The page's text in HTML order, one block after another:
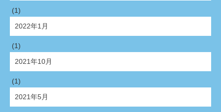
(1)
2022年1月
(1)
2021年10月
(1)
2021年5月